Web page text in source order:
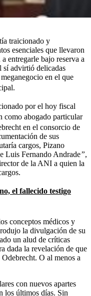
traicionado y
esenciales que llevaron
entregarle bajo reserva a
sí advirtió delicadas
en el que
por el hoy fiscal
como abogado particular
en el consorcio de
de sus
cargos, Pizano
Luis Fernando Andrade”,
de la ANI a quien la
el fallecido testigo
conceptos médicos y
la divulgación de su
un alud de críticas
dada la revelación de que
O al menos a
con nuevos apartes
los últimos días. Sin